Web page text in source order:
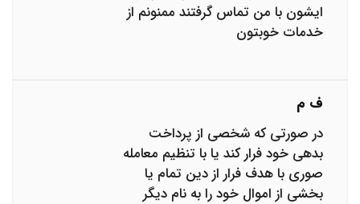
ایشون با من تماس گرفتند ممنونم از
خدمات خوبتون
ف م
در صورتی که شخصی از پرداخت
بدهی خود فرار کند یا با تنظیم معامله
صوری با هدف فرار از دین تمام یا
بخشی از اموال خود را به نام دیگر